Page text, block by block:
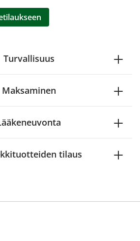
Turvallisuus
Maksaminen
tilaus